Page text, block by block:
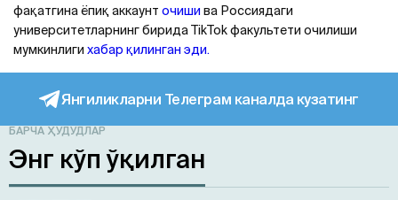
фақатгина ёпиқ аккаунт очиши ва Россиядаги
университетларнинг бирида TikTok факультети очилиши
мумкинлиги хабар қилинган эди.
Янгиликларни Телеграм каналда кузатинг
БАРЧА ҲУДУДЛАР
Энг кўп ўқилган